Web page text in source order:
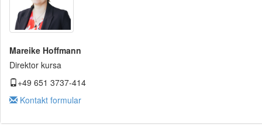
Mareike Hoffmann
Direktor kursa
+49 651 3737-414
Kontakt formular